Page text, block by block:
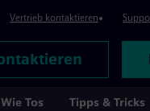
Vertrieb kontaktieren
Wie Tos Tipps & Tricks